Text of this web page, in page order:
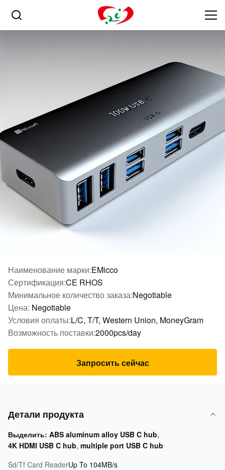
Наименование марки:EMicco
Сертификация:CE RHOS
Минимальное количество заказа:Negotiable
Цена: Negotiable
Условия оплаты:L/C, T/T, Western Union, MoneyGram
Возможность поставки:2000pcs/day
Запросить сейчас
Детали продукта
Выделить: ABS aluminum alloy USB C hub,
4K HDMI USB C hub, multiple port USB C hub
Sd/Tf Card ReaderUp To 104MB/s